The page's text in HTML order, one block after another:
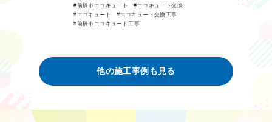
前橋市エコキュート
エコキュート交換
エコキュート
エコキュート交換工事
前橋市エコキュート工事
他の施⼯事例も見る